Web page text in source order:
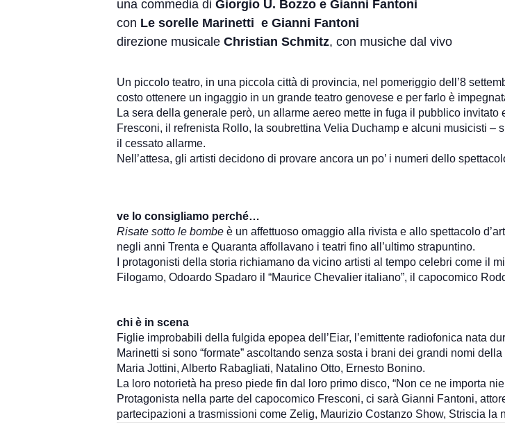
una commedia di Giorgio U. Bozzo e Gianni Fantoni
con Le sorelle Marinetti e Gianni Fantoni
direzione musicale Christian Schmitz, con musiche dal vivo
Un piccolo teatro, in una piccola città di provincia, nel pomeriggio dell’8
costo ottenere un ingaggio in un grande teatro genovese e per farlo è
La sera della generale però, un allarme aereo mette in fuga il pubblico
Fresconi, il refrenista Rollo, la soubrettina Velia Duchamp e alcuni musicisti
il cessato allarme.
Nell’attesa, gli artisti decidono di provare ancora un po’ i numeri dello
ve lo consigliamo perché…
Risate sotto le bombe è un affettuoso omaggio alla rivista e allo spettacolo
negli anni Trenta e Quaranta affollavano i teatri fino all’ultimo strapuntino.
I protagonisti della storia richiamano da vicino artisti al tempo celebri come il
Filogamo, Odoardo Spadaro il “Maurice Chevalier italiano”, il capocomico
chi è in scena
Figlie improbabili della fulgida epopea dell’Eiar, l’emittente radiofonica nata
Marinetti si sono “formate” ascoltando senza sosta i brani dei grandi nomi
Maria Jottini, Alberto Rabagliati, Natalino Otto, Ernesto Bonino.
La loro notorietà ha preso piede fin dal loro primo disco, “Non ce ne importa
Protagonista nella parte del capocomico Fresconi, ci sarà Gianni Fantoni,
partecipazioni a trasmissioni come Zelig, Maurizio Costanzo Show, Striscia la